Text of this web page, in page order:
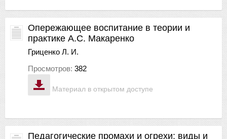
Материал в открытом доступе
Опережающее воспитание в теории и
практике А.С. Макаренко
Гриценко Л. И.
Просмотров: 382
Педагогические промахи и огрехи: виды и